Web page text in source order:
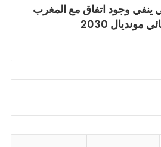
ينفي وجود اتفاق مع المغرب
مونديال 2030